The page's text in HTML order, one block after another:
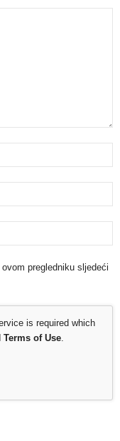
pregledniku sljedeći
is required which
Terms of Use.